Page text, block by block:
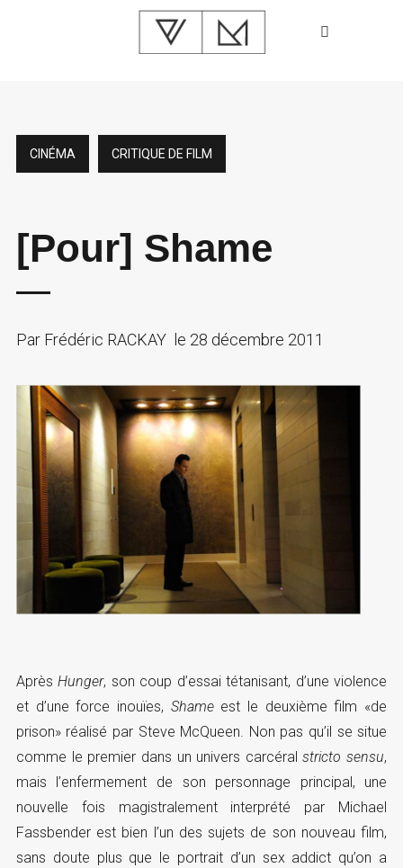
CINÉMA CRITIQUE DE FILM
[Pour] Shame
ParFrédéric RACKAY le 28 décembre 2011
AprèsHunger, son coup d’essai tétanisant, d’une violence
et d’une force inouïes, Shameest le deuxième film «de
prison» réalisé par Steve McQueen. Non pas qu’il se situe
comme le premier dans un univers carcéralstricto sensu,
mais l’enfermement de son personnage principal, une
nouvelle fois magistralement interprété par Michael
Fassbender est bien l’un des sujets de son nouveau film,
sans doute plus que le portrait d’un sex addict qu’on a